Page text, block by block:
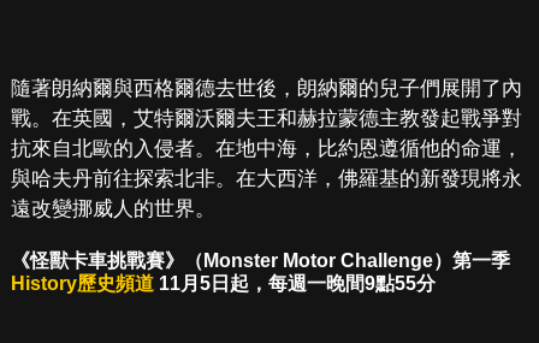
隨著朗納爾與西格爾德去世後，朗納爾的兒子們展開了內
戰。在英國，艾特爾沃爾夫王和赫拉蒙德主教發起戰爭對
抗來自北歐的入侵者。在地中海，比約恩遵循他的命運，
與哈夫丹前往探索北非。在大西洋，佛羅基的新發現將永
遠改變挪威人的世界。
《怪獸卡車挑戰賽》（Monster Motor Challenge）第一季
History歷史頻道11月5日起，每週一晚間9點55分